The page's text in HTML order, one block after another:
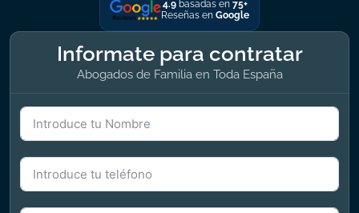
4.9 basadas en 75+
Reseñas en Google
Informate para contratar
Abogados de Familia en Toda España
Formulario Name + Phone + Mail